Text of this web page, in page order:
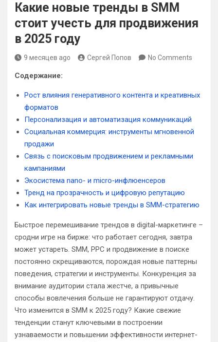
Какие новые тренды в SMM
стоит учесть для продвижения
в 2025 году
9 месяцев ago Сергей Попов No Comments
Содержание:
Рост влияния генеративного контента и креативных
форматов
Персонализация и автоматизация коммуникаций
Социальная коммерция: инструменты мгновенной
продажи
Связь с поисковым продвижением и рекламными
кампаниями
Экосистема nano- и micro-инфлюенсеров
Тренд на прозрачность и цифровую репутацию
Как интегрировать новые тренды в SMM-стратегию
Быстрое перемешивание трендов в digital-маркетинге –
сродни игре на бирже: что работает сегодня, завтра
может устареть. SMM, PPC и продвижение в поиске
постоянно скрещиваются, порождая новые паттерны
поведения, стратегии и инструменты. Конкуренция за
внимание аудитории стала жестче, а привычные
способы вовлечения больше не гарантируют отдачу.
Что изменится в SMM к 2025 году? Какие свежие
тенденции станут ключевыми в построении
узнаваемости и повышении эффективности интернет-